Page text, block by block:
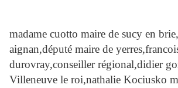
madame cuotto maire de sucy en
aignan,député maire de
durovray,conseiller régional,didier
Villeneuve le roi,nathalie Kociusko